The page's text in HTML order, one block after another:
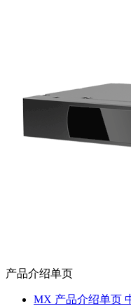
产品介绍单页
MX 产品介绍单页